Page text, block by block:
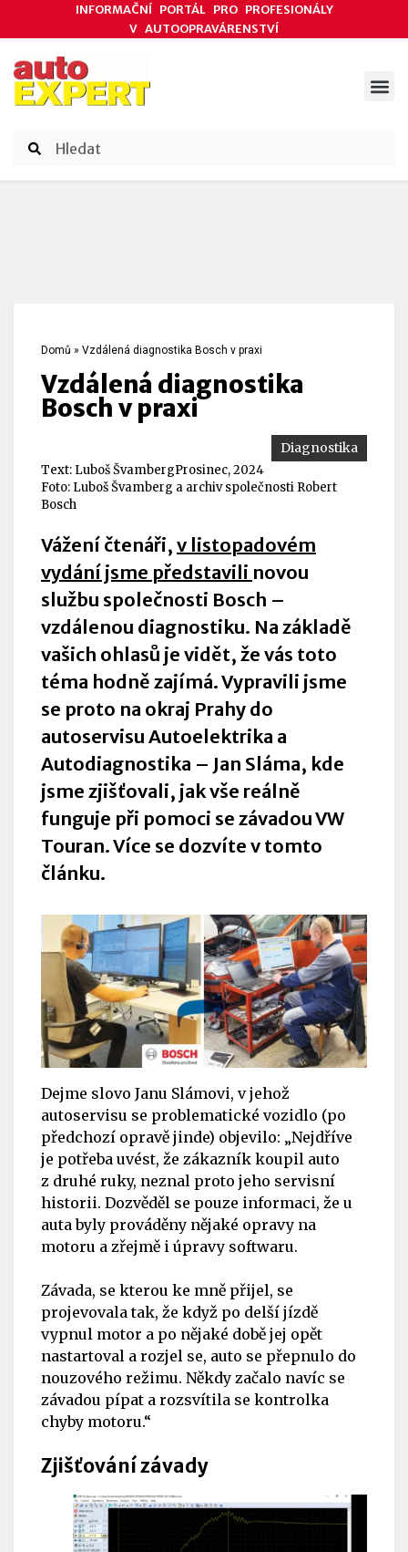
INFORMAČNÍ PORTÁL PRO PROFESIONÁLY
V AUTOOPRAVÁRENSTVÍ
Domů » Vzdálená diagnostika Bosch v praxi
Vzdálená diagnostika
Bosch v praxi
Diagnostika
Text: Luboš ŠvambergProsinec, 2024
Foto: Luboš Švamberg a archiv společnosti Robert
Bosch
Vážení čtenáři, v listopadovém
vydání jsme představili novou
službu společnosti Bosch –
vzdálenou diagnostiku. Na základě
vašich ohlasů je vidět, že vás toto
téma hodně zajímá. Vypravili jsme
se proto na okraj Prahy do
autoservisu Autoelektrika a
Autodiagnostika – Jan Sláma, kde
jsme zjišťovali, jak vše reálně
funguje při pomoci se závadou VW
Touran. Více se dozvíte v tomto
článku.
Dejme slovo Janu Slámovi, v jehož
autoservisu se problematické vozidlo (po
předchozí opravě jinde) objevilo: „Nejdříve
je potřeba uvést, že zákazník koupil auto
z druhé ruky, neznal proto jeho servisní
historii. Dozvěděl se pouze informaci, že u
auta byly prováděny nějaké opravy na
motoru a zřejmě i úpravy softwaru.
Závada, se kterou ke mně přijel, se
projevovala tak, že když po delší jízdě
vypnul motor a po nějaké době jej opět
nastartoval a rozjel se, auto se přepnulo do
nouzového režimu. Někdy začalo navíc se
závadou pípat a rozsvítila se kontrolka
chyby motoru.“
Zjišťování závady